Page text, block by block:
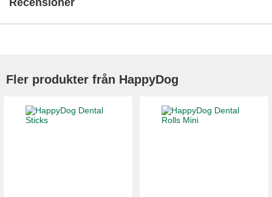
Recensioner
Fler produkter från HappyDog